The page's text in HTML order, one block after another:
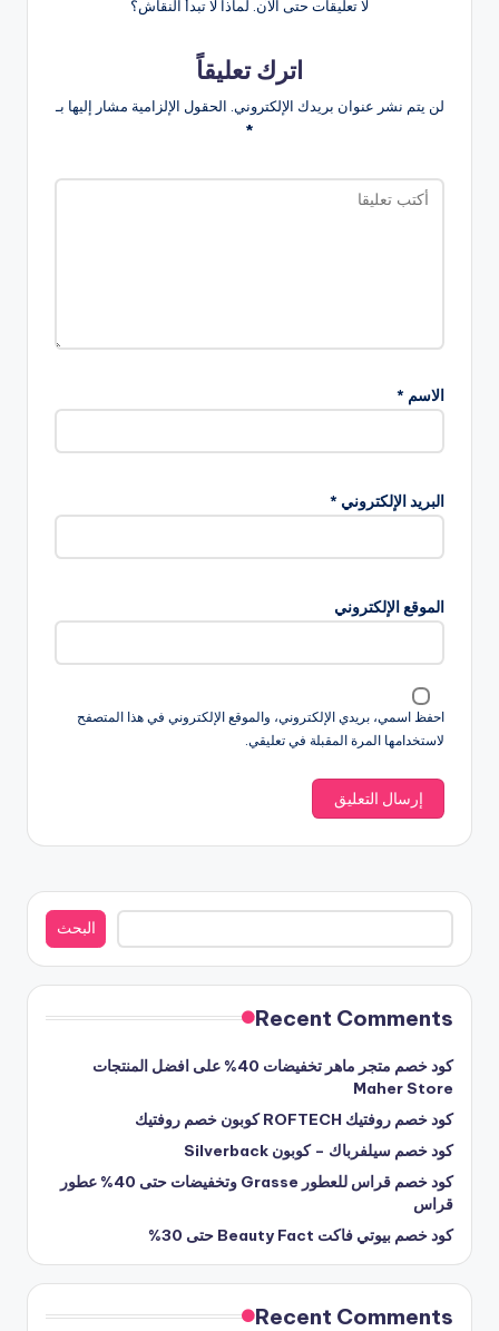
لا تعليقات حتى الآن. لماذا لا تبدأ النقاش؟
اترك تعليقاً
لن يتم نشر عنوان بريدك الإلكتروني. الحقول الإلزامية مشار إليها بـ
*
الاسم *
البريد الإلكتروني *
الموقع الإلكتروني
احفظ اسمي، بريدي الإلكتروني، والموقع الإلكتروني في هذا المتصفح
لاستخدامها المرة المقبلة في تعليقي.
البحث
البحث
Recent Comments
كود خصم متجر ماهر تخفيضات 40% على افضل المنتجات
Maher Store
كود خصم روفتيك ROFTECH كوبون خصم روفتيك
كود خصم سيلفرباك – كوبون Silverback
كود خصم قراس للعطور Grasse وتخفيضات حتى 40% عطور
قراس
كود خصم بيوتي فاكت Beauty Fact حتى 30%
Recent Comments